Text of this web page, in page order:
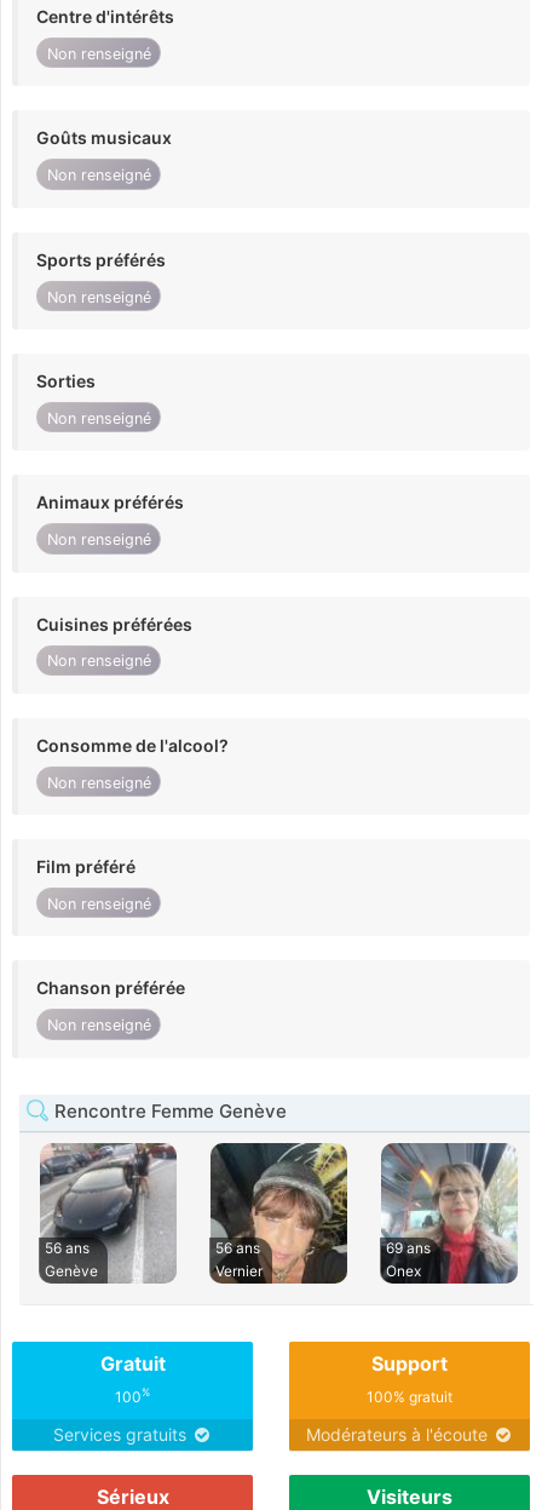
Centre d'intérêts
Non renseigné
Goûts musicaux
Non renseigné
Sports préférés
Non renseigné
Sorties
Non renseigné
Animaux préférés
Non renseigné
Cuisines préférées
Non renseigné
Consomme de l'alcool?
Non renseigné
Film préféré
Non renseigné
Chanson préférée
Non renseigné
Rencontre Femme Genève
56 ans
Genève
56 ans
Vernier
69 ans
Onex
Gratuit
100%
Services gratuits
Support
100% gratuit
Modérateurs à l'écoute
Sérieux Visiteurs